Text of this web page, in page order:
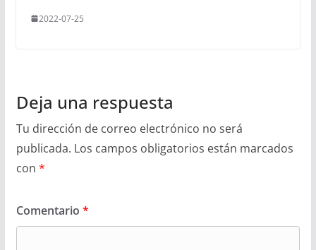
2022-07-25
Deja una respuesta
Tu dirección de correo electrónico no será
publicada. Los campos obligatorios están marcados
con *
Comentario *